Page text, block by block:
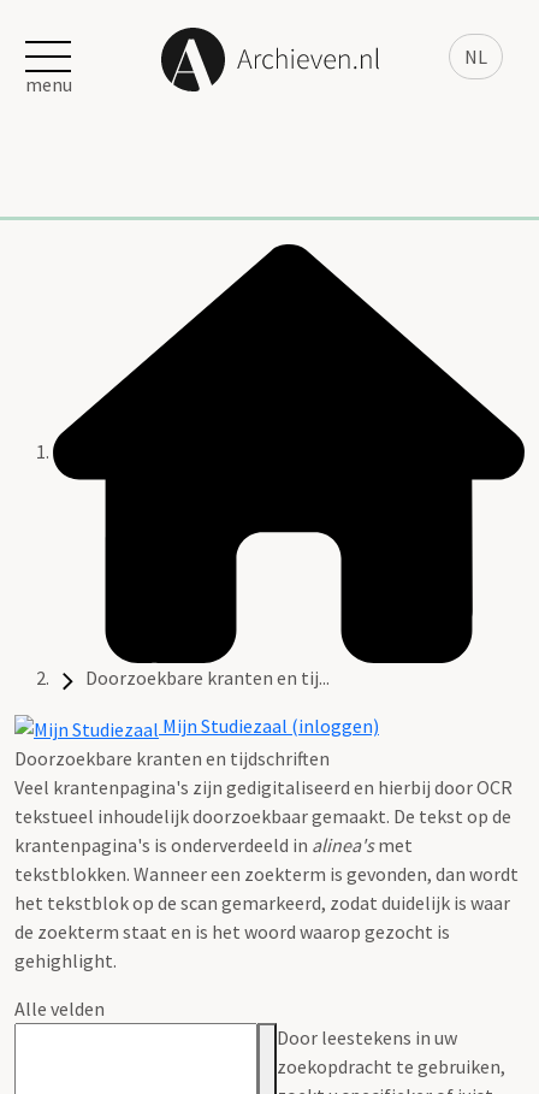
NL
menu
Doorzoekbare kranten en tij...
Mijn Studiezaal (inloggen)
Doorzoekbare kranten en tijdschriften
Veel krantenpagina's zijn gedigitaliseerd en hierbij door OCR
tekstueel inhoudelijk doorzoekbaar gemaakt. De tekst op de
krantenpagina's is onderverdeeld in alinea'smet
tekstblokken. Wanneer een zoekterm is gevonden, dan wordt
het tekstblok op de scan gemarkeerd, zodat duidelijk is waar
de zoekterm staat en is het woord waarop gezocht is
gehighlight.
Alle velden
Door leestekens in uw
zoekopdracht te gebruiken,